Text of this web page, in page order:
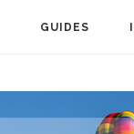
GUIDES